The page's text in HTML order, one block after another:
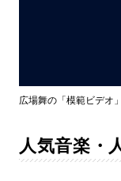
広場舞の「模範ビデオ
人気音楽・